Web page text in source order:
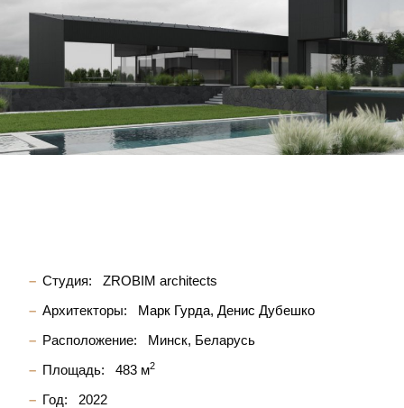
Студия:
ZROBIM architects
Архитекторы:
Марк Гурда Денис Дубешко
Расположение:
Минск, Беларусь
Площадь:
483 м2
Год:
2022